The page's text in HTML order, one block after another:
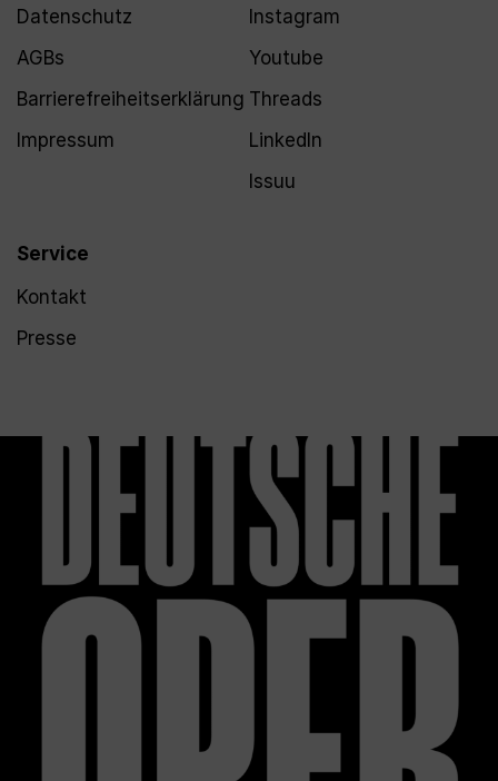
Datenschutz
AGBs
Barrierefreiheitserklärung
Impressum
Service
Kontakt
Presse
Instagram
Youtube
Threads
LinkedIn
Issuu